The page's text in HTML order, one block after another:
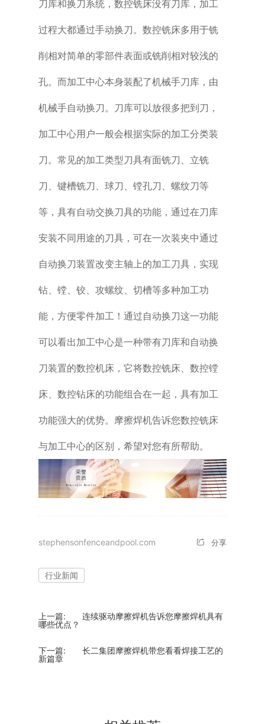
刀库和换刀系统，数控铣床没有刀库，加工
过程大都通过手动换刀。数控铣床多用于铣
削相对简单的零部件表面或铣削相对较浅的
孔。而加工中心本身装配了机械手刀库，由
机械手自动换刀。刀库可以放很多把到刀，
加工中心用户一般会根据实际的加工分类装
刀。常见的加工类型刀具有面铣刀、立铣
刀、键槽铣刀、球刀、镗孔刀、螺纹刀等
等，具有自动交换刀具的功能，通过在刀库
安装不同用途的刀具，可在一次装夹中通过
自动换刀装置改变主轴上的加工刀具，实现
钻、镗、铰、攻螺纹、切槽等多种加工功
能，方便零件加工！通过自动换刀这一功能
可以看出加工中心是一种带有刀库和自动换
刀装置的数控机床，它将数控铣床、数控镗
床、数控钻床的功能组合在一起，具有加工
功能强大的优势。摩擦焊机告诉您数控铣床
与加工中心的区别，希望对您有所帮助。
stephensonfenceandpool.com 分享
行业新闻
上一篇:
连续驱动摩擦焊机告诉您摩擦焊机具有
哪些优点？
下一篇:
长二集团摩擦焊机带您看看焊接工艺的
新篇章